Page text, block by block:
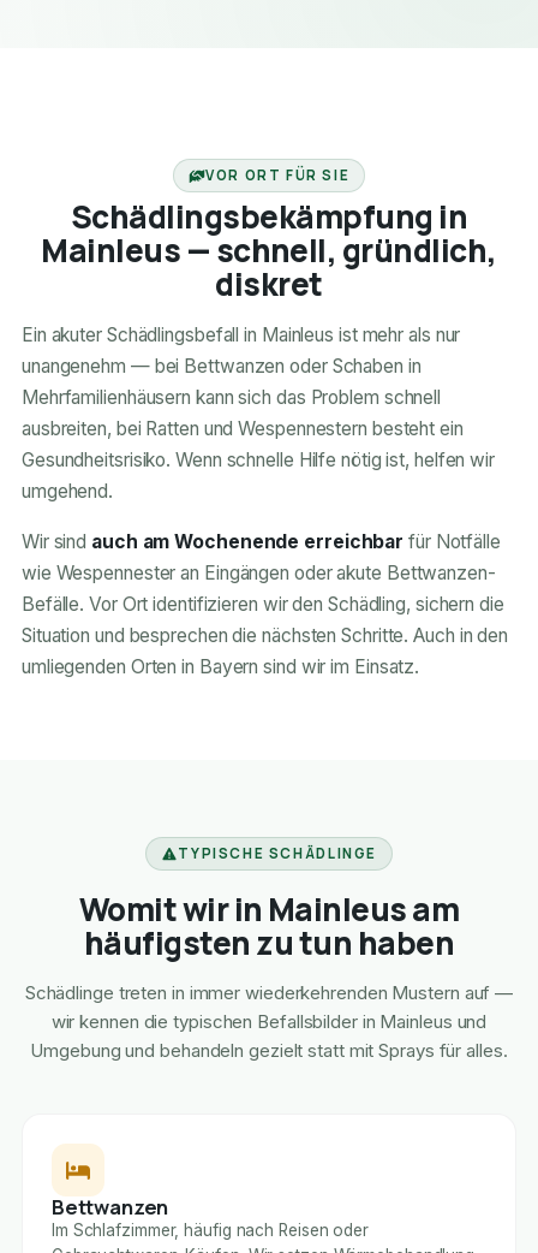
VOR ORT FÜR SIE
Schädlingsbekämpfung in
Mainleus — schnell, gründlich,
diskret
Ein akuter Schädlingsbefall in Mainleus ist mehr als nur
unangenehm — bei Bettwanzen oder Schaben in
Mehrfamilienhäusern kann sich das Problem schnell
ausbreiten, bei Ratten und Wespennestern besteht ein
Gesundheitsrisiko. Wenn schnelle Hilfe nötig ist, helfen wir
umgehend.
Wir sind auch am Wochenende erreichbar für Notfälle
wie Wespennester an Eingängen oder akute Bettwanzen-
Befälle. Vor Ort identifizieren wir den Schädling, sichern die
Situation und besprechen die nächsten Schritte. Auch in den
umliegenden Orten in Bayern sind wir im Einsatz.
TYPISCHE SCHÄDLINGE
Womit wir in Mainleus am
häufigsten zu tun haben
Schädlinge treten in immer wiederkehrenden Mustern auf —
wir kennen die typischen Befallsbilder in Mainleus und
Umgebung und behandeln gezielt statt mit Sprays für alles.
Bettwanzen
Im Schlafzimmer, häufig nach Reisen oder